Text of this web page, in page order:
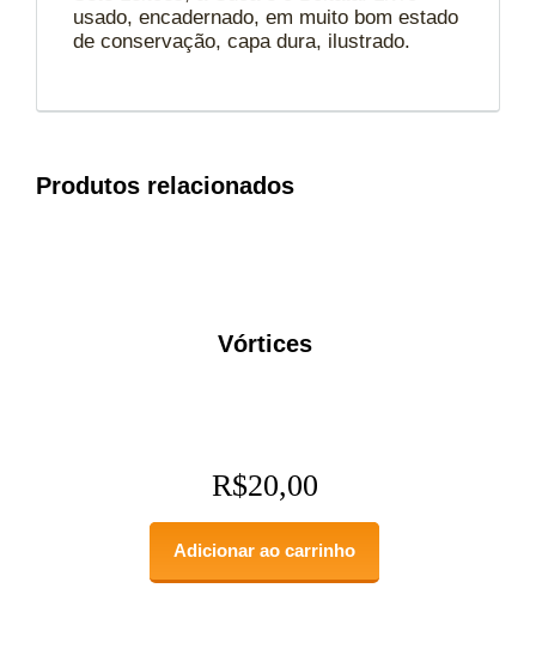
usado, encadernado, em muito bom estado
de conservação, capa dura, ilustrado.
Produtos relacionados
Vórtices
R$20,00
Adicionar ao carrinho